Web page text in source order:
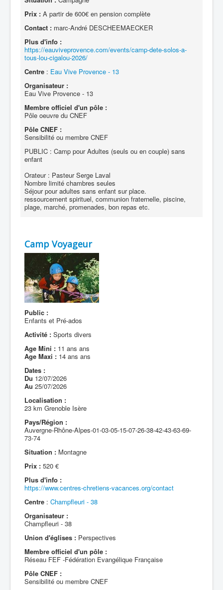
Prix : A partir de 600€ en pension complète
Contact : marc-André DESCHEEMAECKER
Plus d'info :
https://eauviveprovence.com/events/camp-dete-solos-a-
tous-lou-cigalou-2026/
Centre : Eau Vive Provence - 13
Organisateur :
Eau Vive Provence - 13
Membre officiel d'un pôle :
Pôle oeuvre du CNEF
Pôle CNEF :
Sensibilité ou membre CNEF
PUBLIC : Camp pour Adultes (seuls ou en couple) sans
enfant
Orateur : Pasteur Serge Laval
Nombre limité chambres seules
Séjour pour adultes sans enfant sur place.
ressourcement spirituel, communion fraternelle, piscine,
plage, marché, promenades, bon repas etc.
Camp Voyageur
Public :
Enfants et Pré-ados
Activité : Sports divers
Age Mini : 11 ans ans
Age Maxi : 14 ans ans
Dates :
Du 12/07/2026
Au 25/07/2026
Localisation :
23 km Grenoble Isère
Pays/Région :
Auvergne-Rhône-Alpes-01-03-05-15-07-26-38-42-43-63-69-
73-74
Situation : Montagne
Prix : 520 €
Plus d'info :
https://www.centres-chretiens-vacances.org/contact
Centre : Champfleuri - 38
Organisateur :
Champfleuri - 38
Union d'églises : Perspectives
Membre officiel d'un pôle :
Réseau FEF -Fédération Evangélique Française
Pôle CNEF :
Sensibilité ou membre CNEF